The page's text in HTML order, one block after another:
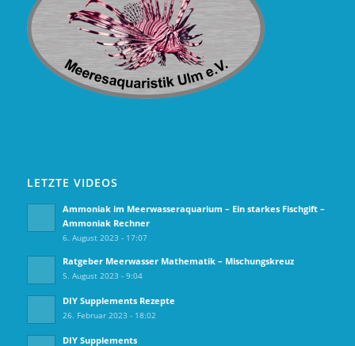
LETZTE VIDEOS
Ammoniak im Meerwasseraquarium – Ein starkes Fischgift –
Ammoniak Rechner
6. August 2023 - 17:07
Ratgeber Meerwasser Mathematik – Mischungskreuz
5. August 2023 - 9:04
DIY Supplements Rezepte
26. Februar 2023 - 18:02
DIY Supplements